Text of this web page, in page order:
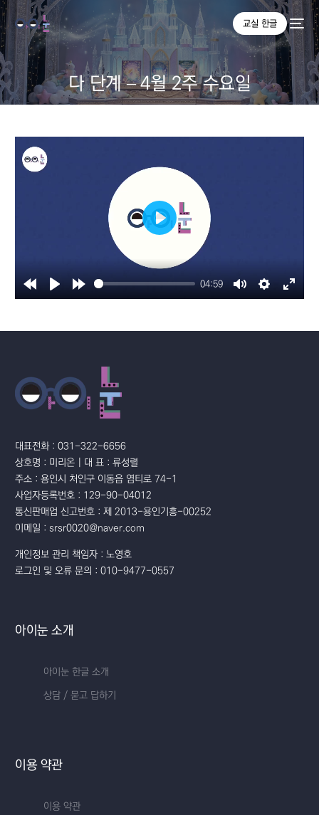
교실 한글
다 단계 – 4월 2주 수요일
Rewind
Play Forward
04:59
MuteSettings
Enter
Play
대표전화 : 031-322-6656
상호명 : 미리온 | 대 표 : 류성렬
주소 : 용인시 처인구 이동읍 염티로 74-1
사업자등록번호 : 129-90-04012
통신판매업 신고번호 : 제 2013-용인기흥-00252
이메일 : srsr0020@naver.com
개인정보 관리 책임자 : 노영호
로그인 및 오류 문의 : 010-9477-0557
아이눈 소개
아이눈 한글 소개
상담 / 묻고 답하기
이용 약관
이용 약관